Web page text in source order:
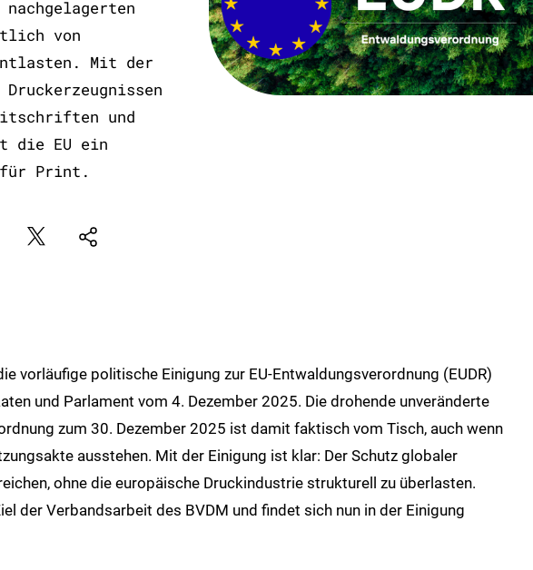
nachgelagerten
von
Mit der
Druckerzeugnissen
und
die EU ein
für Print.
PlattformNatives
vorläufige politische Einigung zur EU-Entwaldungsverordnung (EUDR)
und Parlament vom 4. Dezember 2025. Die drohende unveränderte
zum 30. Dezember 2025 ist damit faktisch vom Tisch, auch wenn
ausstehen. Mit der Einigung ist klar: Der Schutz globaler
ohne die europäische Druckindustrie strukturell zu überlasten.
der Verbandsarbeit des BVDM und findet sich nun in der Einigung